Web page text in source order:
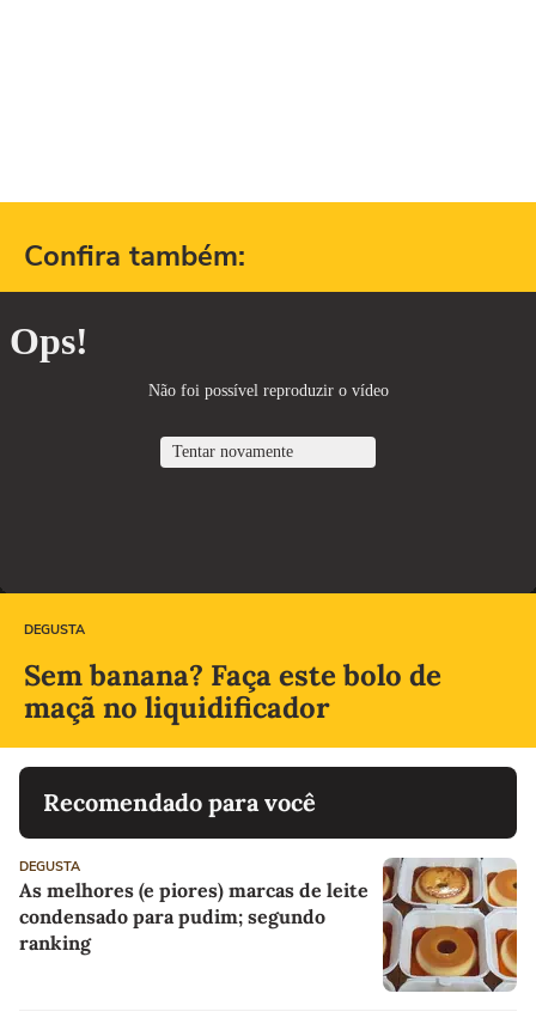
Confira também:
DEGUSTA
Sem banana? Faça este bolo de
maçã no liquidificador
Recomendado para você
DEGUSTA
As melhores (e piores) marcas de leite
condensado para pudim; segundo
ranking